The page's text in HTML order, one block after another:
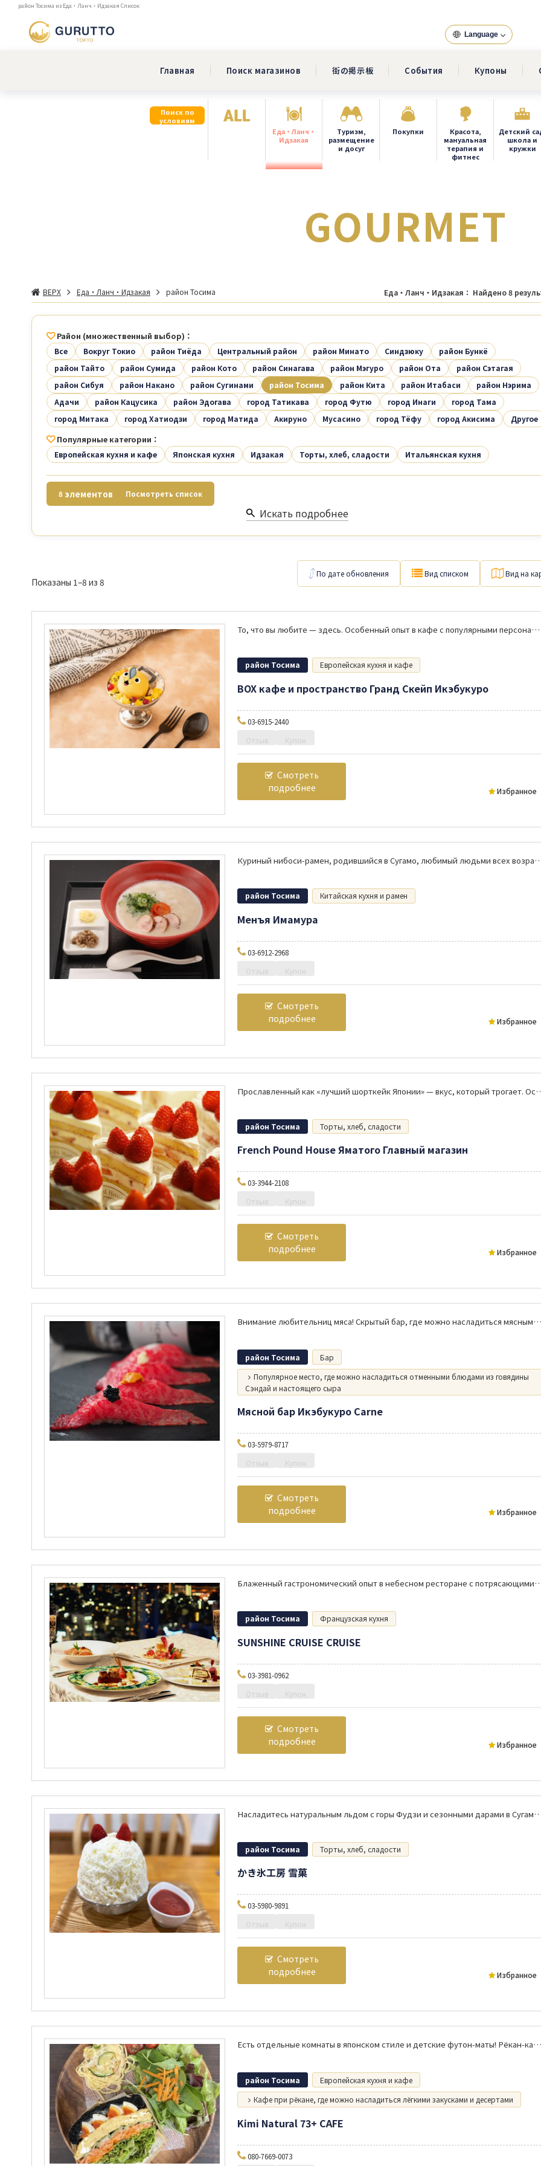
район Тосима из Еда・Ланч・Идзакая Список
Language
Главная Поиск магазинов 街の掲示板 События Купоны
Поиск по
условиям
Еда・Ланч・
Идзакая
Туризм,
размещение
и досуг
Покупки
Красота,
мануальная
терапия и
фитнес
Детский
школа и
кружки
GOURMET
ВЕРХ Еда・Ланч・Идзакая район Тосима Еда・Ланч・Идзакая ： Найдено8
Район (множественный выбор)
Все Вокруг Токио район Тиёда Центральный район район Минато Синдзюку
район Бункё
район Тайто
район Сумида район Кото район Синагава район Мэгуро район Ота
район Сэтагая
район Сибуя
район Накано район Сугинами район Тосима район Кита район Итабаси
район Нэрима
Адачи
район Кацусика район Эдогава город Татикава город Футю город Инаги
город Тама
город Митака
город Хатиодзи город Матида Акируно Мусасино город Тёфу город Акисима Другое
Популярные категории
Европейская кухня и кафе Японская кухня Идзакая Торты, хлеб, сладости Итальянская кухня
8 элементов Посмотреть список
Искать подробнее
Показаны 1–8 из 8
По дате обновления Вид списком Вид на
То, что вы любите — здесь. Особенный опыт в кафе с популярными персонажами.
район Тосима Европейская кухня и кафе
Избранное
BOX кафе и пространство Гранд Скейп Икэбукуро
03-6915-2440
Отзыв Купон
Смотреть
подробнее
Куриный нибоси-рамен, родившийся в
район Тосима Китайская кухня и рамен
Избранное
Менъя Имамура
03-6912-2968
Отзыв Купон
Смотреть
подробнее
Прославленный как «лучший шорткейк Японии»
район Тосима Торты, хлеб, сладости
Избранное
French Pound House Яматого Главный магазин
03-3944-2108
Отзыв Купон
Смотреть
подробнее
Внимание любительниц мяса! Скрытый бар, где можно насладиться мясными суши из говядины Сэндай и блюдами, идеально сочетающимися с напитками
район Тосима
Бар
Популярное место, где можно насладиться отменными блюдами из говядины
Сэндай и настоящего сыра
Избранное
Мясной бар Икэбукуро Carne
03-5979-8717
Отзыв Купон
Смотреть
подробнее
Блаженный гастрономический опыт в
район Тосима Французская кухня
Избранное
SUNSHINE CRUISE CRUISE
03-3981-0962
Отзыв Купон
Смотреть
подробнее
Насладитесь натуральным льдом с горы Фудзи и сезонными дарами в Сугамо. Воздушное
район Тосима Торты, хлеб, сладости
Избранное
かき氷工房 雪菓
03-5980-9891
Отзыв Купон
Смотреть
подробнее
Есть отдельные комнаты в японском стиле и детские футон-маты! Рёкан-кафе, где можно попробовать сэндвичи и десерты без добавок
район Тосима
Европейская кухня и кафе
Кафе при рёкане, где можно насладиться лёгкими закусками и десертами
Kimi Natural 73+ CAFE
080-7669-0073